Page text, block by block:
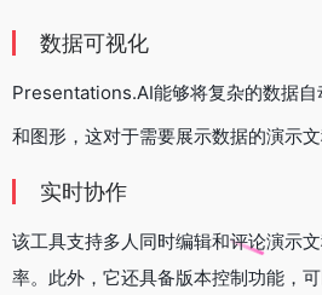
数据可视化
Presentations.AI能够将复杂的数据
和图形，这对于需要展示数据的演示
实时协作
该工具支持多人同时编辑和评论演示
率。此外，它还具备版本控制功能，